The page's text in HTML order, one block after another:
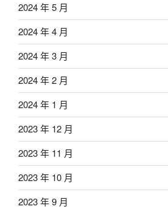
2024 年 5 月
2024 年 4 月
2024 年 3 月
2024 年 2 月
2024 年 1 月
2023 年 12 月
2023 年 11 月
2023 年 10 月
2023 年 9 月